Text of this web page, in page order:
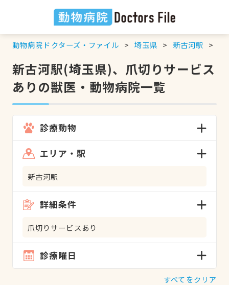
動物病院ドクターズ・ファイル 埼玉県 新古河駅
新古河駅(埼玉県)、爪切りサービス
ありの獣医・動物病院一覧
診療動物
エリア・駅
新古河駅
詳細条件
爪切りサービスあり
診療曜日
すべてをクリア